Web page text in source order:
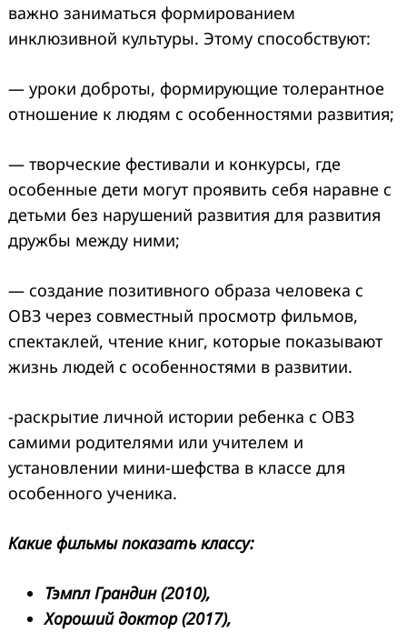
важно заниматься формированием
инклюзивной культуры. Этому способствуют:
— уроки доброты, формирующие толерантное
отношение к людям с особенностями развития;
— творческие фестивали и конкурсы, где
особенные дети могут проявить себя наравне с
детьми без нарушений развития для развития
дружбы между ними;
— создание позитивного образа человека с
ОВЗ через совместный просмотр фильмов,
спектаклей, чтение книг, которые показывают
жизнь людей с особенностями в развитии.
-раскрытие личной истории ребенка с ОВЗ
самими родителями или учителем и
установлении мини-шефства в классе для
особенного ученика.
Какие фильмы показать классу:
Тэмпл Грандин (2010),
Хороший доктор (2017),